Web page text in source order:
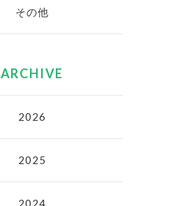
その他
ARCHIVE
2026
2025
2024